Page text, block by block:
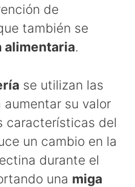
de
también se
alimentaria.
se utilizan las
su valor
características del
un cambio en la
durante el
una miga